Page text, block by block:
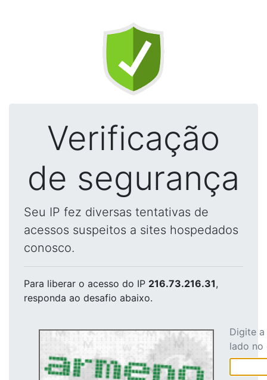
Verificação
de segurança
Seu IP fez diversas tentativas de
acessos suspeitos a sites hospedados
conosco.
Para liberar o acesso do IP 216.73.216.31,
responda ao desafio abaixo.
Digite
lado no